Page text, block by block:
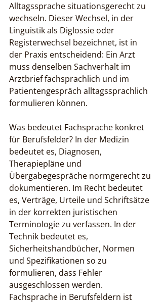
Alltagssprache situationsgerecht zu
wechseln. Dieser Wechsel, in der
Linguistik als Diglossie oder
Registerwechsel bezeichnet, ist in
der Praxis entscheidend: Ein Arzt
muss denselben Sachverhalt im
Arztbrief fachsprachlich und im
Patientengespräch alltagssprachlich
formulieren können.
Was bedeutet Fachsprache konkret
für Berufsfelder? In der Medizin
bedeutet es, Diagnosen,
Therapiepläne und
Übergabegespräche normgerecht zu
dokumentieren. Im Recht bedeutet
es, Verträge, Urteile und Schriftsätze
in der korrekten juristischen
Terminologie zu verfassen. In der
Technik bedeutet es,
Sicherheitshandbücher, Normen
und Spezifikationen so zu
formulieren, dass Fehler
ausgeschlossen werden.
Fachsprache in Berufsfeldern ist